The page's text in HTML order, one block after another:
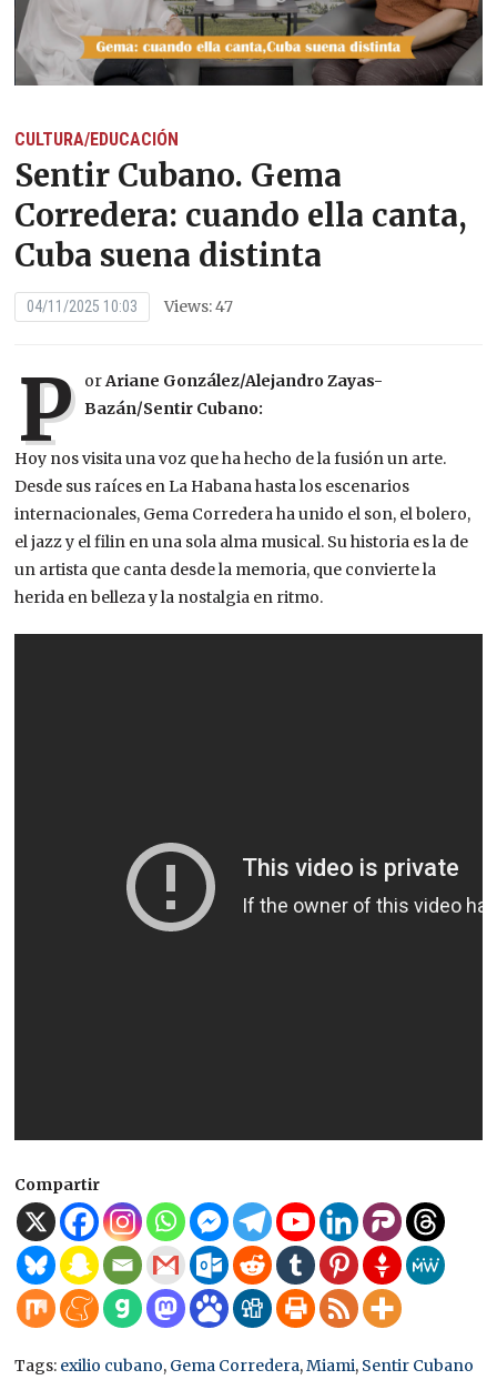
CULTURA/EDUCACIÓN
Sentir Cubano. Gema
Corredera: cuando ella canta,
Cuba suena distinta
04/11/2025 10:03 Views: 47
P orAriane González/Alejandro Zayas-
Bazán/Sentir Cubano:
Hoy nos visita una voz que ha hecho de la fusión un arte.
Desde sus raíces en La Habana hasta los escenarios
internacionales, Gema Corredera ha unido el son, el bolero,
el jazz y el filin en una sola alma musical. Su historia es la de
un artista que canta desde la memoria, que convierte la
herida en belleza y la nostalgia en ritmo.
Compartir
Tags: exilio cubano, Gema Corredera,Miami, Sentir Cubano